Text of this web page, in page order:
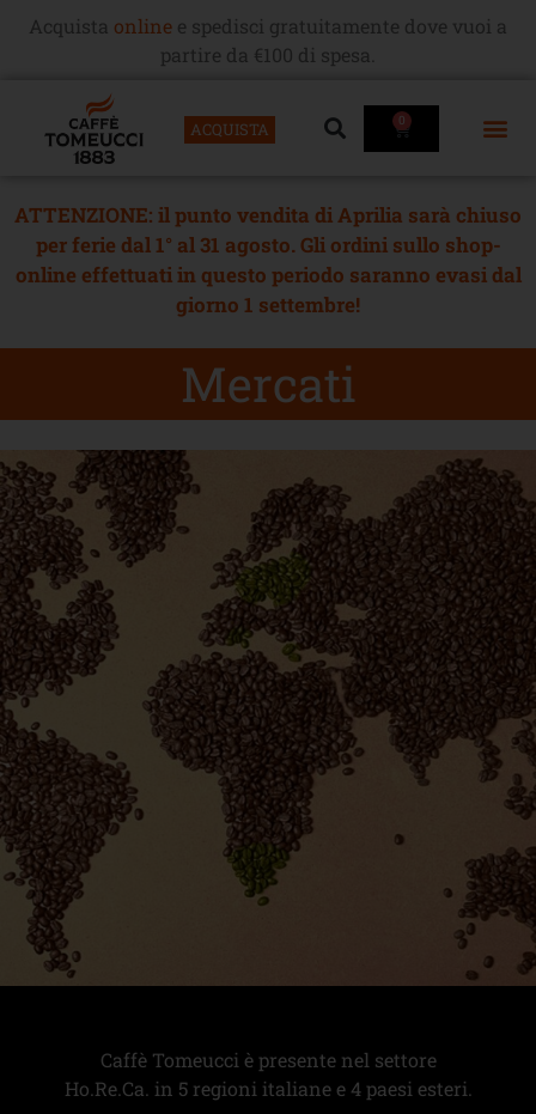
Acquista online e spedisci gratuitamente dove vuoi a
partire da €100 di spesa.
ACQUISTA 0
ATTENZIONE: il punto vendita di Aprilia sarà chiuso
per ferie dal 1° al 31 agosto. Gli ordini sullo shop-
online effettuati in questo periodo saranno evasi dal
giorno 1 settembre!
Mercati
Caffè Tomeucci è presente nel settore
Ho.Re.Ca. in 5 regioni italiane e 4 paesi esteri.